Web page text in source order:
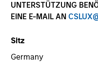
UNTERSTÜTZUNG
EINE E-MAIL AN
Sitz
Germany
driven alternative
borrower types.